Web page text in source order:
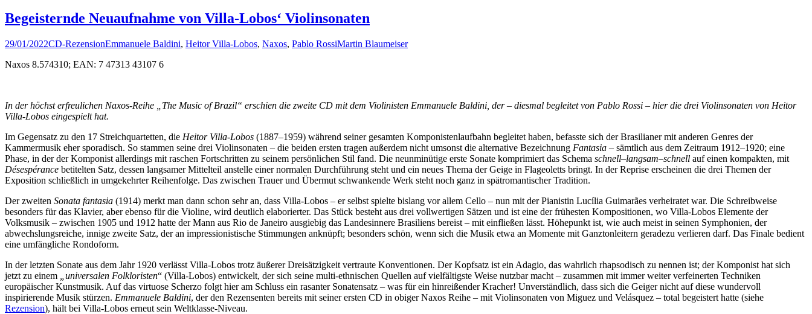
Begeisternde Neuaufnahme von Villa-Lobos‘ Violinsonaten
29/01/2022CD-RezensionEmmanuele Baldini, Heitor Villa-Lobos, Naxos, Pablo RossiMartin Blaumeiser
Naxos 8.574310; EAN: 7 47313 43107 6
In der höchst erfreulichen Naxos-Reihe „The Music of Brazil“ erschien die zweite CD mit dem Violinisten Emmanuele Baldini, der – diesmal begleitet von Pablo Rossi – hier die drei Violinsonaten von Heitor
Villa-Lobos eingespielt hat.
Im Gegensatz zu den 17 Streichquartetten, die Heitor Villa-Lobos (1887–1959) während seiner gesamten Komponistenlaufbahn begleitet haben, befasste sich der Brasilianer mit anderen Genres der
Kammermusik eher sporadisch. So stammen seine drei Violinsonaten – die beiden ersten tragen außerdem nicht umsonst die alternative Bezeichnung Fantasia – sämtlich aus dem Zeitraum 1912–1920; eine
Phase, in der der Komponist allerdings mit raschen Fortschritten zu seinem persönlichen Stil fand. Die neunminütige erste Sonate komprimiert das Schema schnell–langsam–schnell auf einen kompakten, mit
Désespérance betitelten Satz, dessen langsamer Mittelteil anstelle einer normalen Durchführung steht und ein neues Thema der Geige in Flageoletts bringt. In der Reprise erscheinen die drei Themen der
Exposition schließlich in umgekehrter Reihenfolge. Das zwischen Trauer und Übermut schwankende Werk steht noch ganz in spätromantischer Tradition.
Der zweiten Sonata fantasia (1914) merkt man dann schon sehr an, dass Villa-Lobos – er selbst spielte bislang vor allem Cello – nun mit der Pianistin Lucília Guimarães verheiratet war. Die Schreibweise
besonders für das Klavier, aber ebenso für die Violine, wird deutlich elaborierter. Das Stück besteht aus drei vollwertigen Sätzen und ist eine der frühesten Kompositionen, wo Villa-Lobos Elemente der
Volksmusik – zwischen 1905 und 1912 hatte der Mann aus Rio de Janeiro ausgiebig das Landesinnere Brasiliens bereist – mit einfließen lässt. Höhepunkt ist, wie auch meist in seinen Symphonien, der
abwechslungsreiche, innige zweite Satz, der an impressionistische Stimmungen anknüpft; besonders schön, wenn sich die Musik etwa an Momente mit Ganztonleitern geradezu verlieren darf. Das Finale bedient
eine umfängliche Rondoform.
In der letzten Sonate aus dem Jahr 1920 verlässt Villa-Lobos trotz äußerer Dreisätzigkeit vertraute Konventionen. Der Kopfsatz ist ein Adagio, das wahrlich rhapsodisch zu nennen ist; der Komponist hat sich
jetzt zu einem
„universalen Folkloristen“ (Villa-Lobos) entwickelt, der sich seine multi-ethnischen Quellen auf vielfältigste Weise nutzbar macht – zusammen mit immer weiter verfeinerten Techniken
europäischer Kunstmusik. Auf das virtuose Scherzo folgt hier am Schluss ein rasanter Sonatensatz – was für ein hinreißender Kracher! Unverständlich, dass sich die Geiger nicht auf diese wundervoll
inspirierende Musik stürzen. Emmanuele Baldini, der den Rezensenten bereits mit seiner ersten CD in obiger Naxos Reihe – mit Violinsonaten von Miguez und Velásquez – total begeistert hatte (siehe
Rezension), hält bei Villa-Lobos erneut sein Weltklasse-Niveau.